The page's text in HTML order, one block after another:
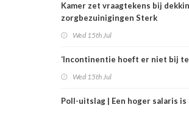
Kamer zet vraagtekens bij
zorgbezuinigingen Sterk
Wed 15th Jul
‘Incontinentie hoeft er niet bij te
Wed 15th Jul
Poll-uitslag | Een hoger salaris